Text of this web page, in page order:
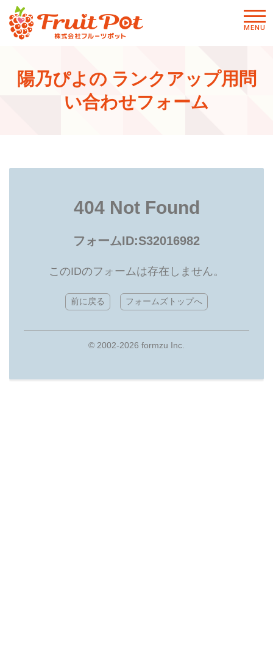
陽乃ぴよの ランクアップ用問
い合わせフォーム
メニ
MENU